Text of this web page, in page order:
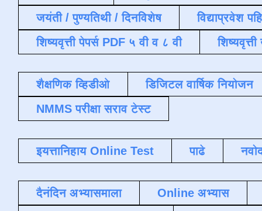
जयंती / पुण्यतिथी / दिनविशेष
विद्याप्रवेश
शिष्यवृत्ती पेपर्स PDF ५ वी व ८ वी
शैक्षणिक व्हिडीओ
डिजिटल वार्षिक नियोजन
NMMS परीक्षा सराव टेस्ट
इयत्तानिहाय Online Test पाढे
दैनंदिन अभ्यासमाला
Online अभ्यास